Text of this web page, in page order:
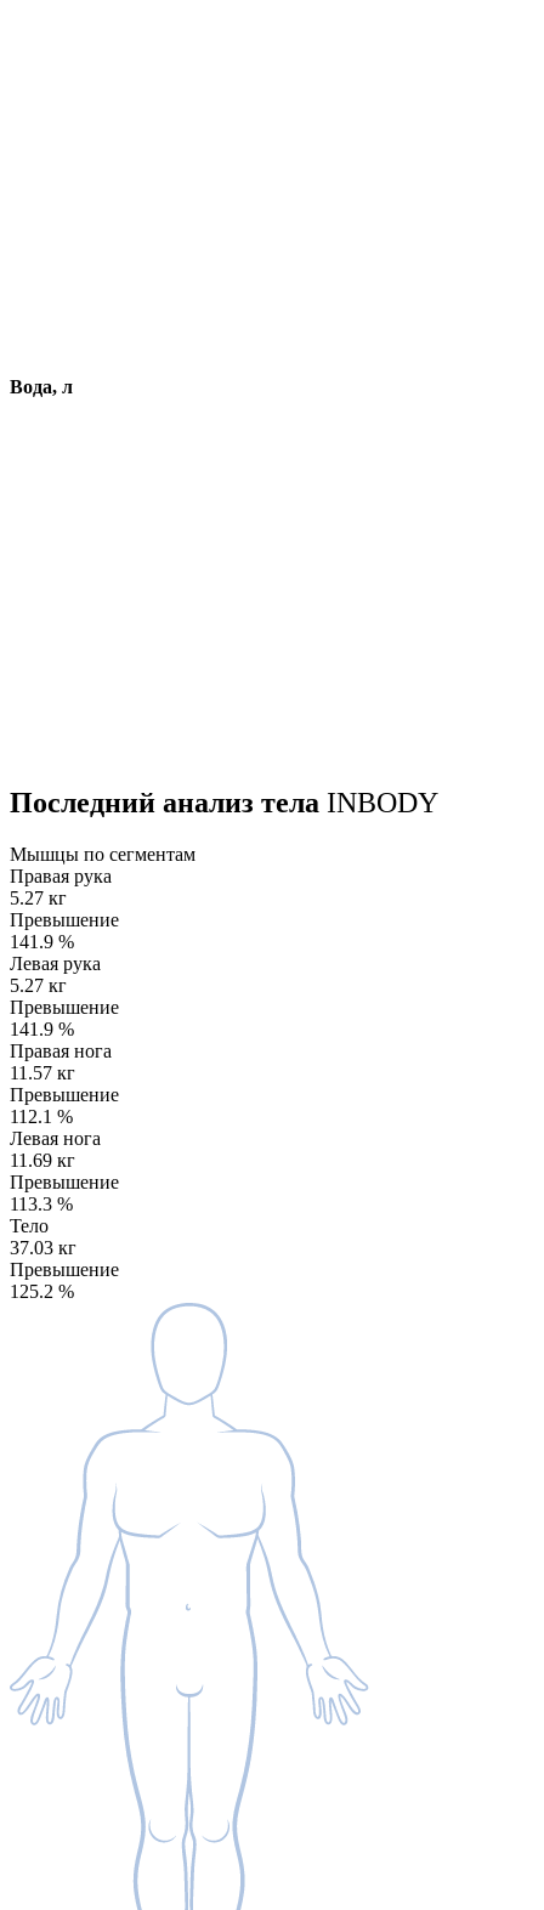
Вода, л
Последний анализ тела INBODY
Мышцы по сегментам
Правая рука
5.27 кг
Превышение
141.9 %
Левая рука
5.27 кг
Превышение
141.9 %
Правая нога
11.57 кг
Превышение
112.1 %
Левая нога
11.69 кг
Превышение
113.3 %
Тело
37.03 кг
Превышение
125.2 %